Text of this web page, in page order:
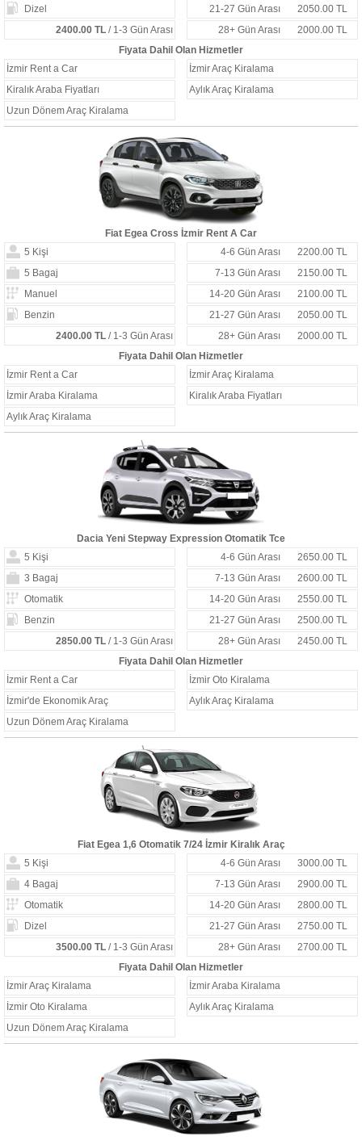
Dizel 21-27 Gün Arası
2050.00 TL
2400.00 TL/ 1-3 Gün Arası 28+ Gün Arası
2000.00 TL
Fiyata Dahil Olan Hizmetler
İzmir Rent a Car
İzmir Araç Kiralama
Kiralık Araba Fiyatları
Aylık Araç Kiralama
Uzun Dönem Araç Kiralama
Fiat Egea Cross İzmir Rent A Car
5 Kişi
4-6 Gün Arası
2200.00 TL
5 Bagaj
7-13 Gün Arası
2150.00 TL
Manuel
14-20 Gün Arası
2100.00 TL
Benzin
21-27 Gün Arası
2050.00 TL
2400.00 TL/ 1-3 Gün Arası 28+ Gün Arası
2000.00 TL
Fiyata Dahil Olan Hizmetler
İzmir Rent a Car
İzmir Araç Kiralama
İzmir Araba Kiralama
Kiralık Araba Fiyatları
Aylık Araç Kiralama
Dacia Yeni Stepway Expression Otomatik Tce
5 Kişi
4-6 Gün Arası
2650.00 TL
3 Bagaj
7-13 Gün Arası
2600.00 TL
Otomatik
14-20 Gün Arası
2550.00 TL
Benzin
21-27 Gün Arası
2500.00 TL
2850.00 TL/ 1-3 Gün Arası 28+ Gün Arası
2450.00 TL
Fiyata Dahil Olan Hizmetler
İzmir Rent a Car
İzmir Oto Kiralama
İzmir'de Ekonomik Araç
Aylık Araç Kiralama
Uzun Dönem Araç Kiralama
Fiat Egea 1,6 Otomatik 7/24 İzmir Kiralık Araç
5 Kişi
4-6 Gün Arası
3000.00 TL
4 Bagaj
7-13 Gün Arası
2900.00 TL
Otomatik
14-20 Gün Arası
2800.00 TL
Dizel
21-27 Gün Arası
2750.00 TL
3500.00 TL/ 1-3 Gün Arası 28+ Gün Arası
2700.00 TL
Fiyata Dahil Olan Hizmetler
İzmir Araç Kiralama
İzmir Araba Kiralama
İzmir Oto Kiralama
Aylık Araç Kiralama
Uzun Dönem Araç Kiralama